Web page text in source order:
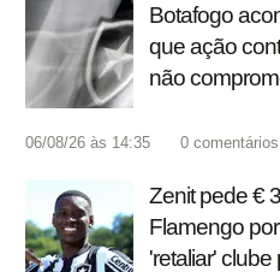
Botafogo
que ação
não
06/08/26 às 14:35 0 comentários
Zenit pede €
Flamengo
'retaliar'